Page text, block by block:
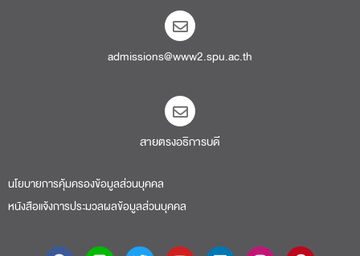
admissions@www2.spu.ac.th
สายตรงอธิการบดี​
นโยบายการคุ้มครองข้อมูลส่วนบุคคล
หนังสือแจ้งการประมวลผลข้อมูลส่วนบุคคล